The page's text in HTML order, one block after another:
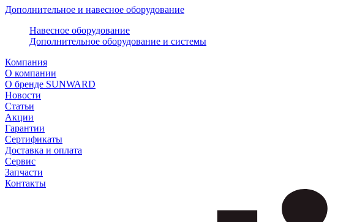
Дополнительное и навесное оборудование
Навесное оборудование
Дополнительное оборудование и системы
Компания
О компании
О бренде SUNWARD
Новости
Статьи
Акции
Гарантии
Сертификаты
Доставка и оплата
Сервис
Запчасти
Контакты